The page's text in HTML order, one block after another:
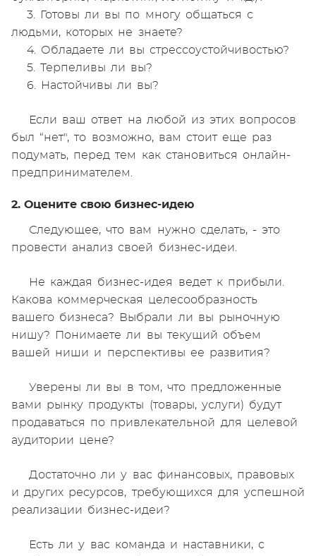
3. Готовы ли вы по многу общаться с
людьми, которых не знаете?
4. Обладаете ли вы стрессоустойчивостью?
5. Терпеливы ли вы?
6. Настойчивы ли вы?
Если ваш ответ на любой из этих вопросов
был “нет", то возможно, вам стоит еще раз
подумать, перед тем как становиться онлайн-
предпринимателем.
2. Оцените свою бизнес-идею
Следующее, что вам нужно сделать, - это
провести анализ своей бизнес-идеи.
Не каждая бизнес-идея ведет к прибыли.
Какова коммерческая целесообразность
вашего бизнеса? Выбрали ли вы рыночную
нишу? Понимаете ли вы текущий объем
вашей ниши и перспективы ее развития?
Уверены ли вы в том, что предложенные
вами рынку продукты (товары, услуги) будут
продаваться по привлекательной для целевой
аудитории цене?
Достаточно ли у вас финансовых, правовых
и других ресурсов, требующихся для успешной
реализации бизнес-идеи?
Есть ли у вас команда и наставники, с